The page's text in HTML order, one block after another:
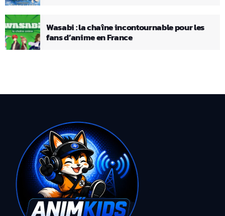
Wasabi : la chaîne incontournable pour les
fans d’anime en France